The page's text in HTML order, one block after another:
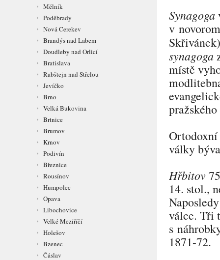
Mělník
Poděbrady
Nová Cerekev
Brandýs nad Labem
Doudleby nad Orlicí
Bratislava
Rabštejn nad Střelou
Jevíčko
Brno
Velká Bukovina
Brtnice
Brumov
Krnov
Podivín
Březnice
Rousínov
Humpolec
Opava
Libochovice
Velké Meziříčí
Holešov
Bzenec
Čáslav
Synagoga
v
synagoga
místě
Ortodoxní
války
Hřbitov
14. stol.,
válce. Tři
s
1871-72.